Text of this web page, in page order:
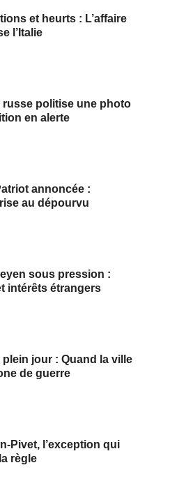
et heurts : L’affaire
l’Italie
russe politise une photo
en alerte
annoncée :
au dépourvu
sous pression :
intérêts étrangers
plein jour : Quand la ville
de guerre
Pivet, l’exception qui
règle